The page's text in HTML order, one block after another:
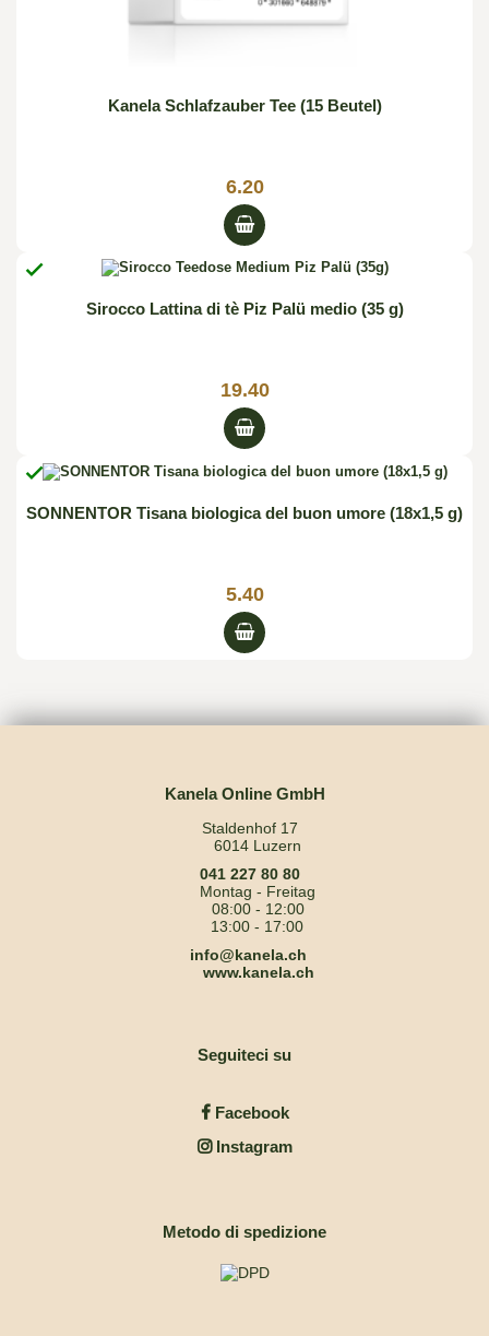
Kanela Schlafzauber Tee (15 Beutel)
6.20

Sirocco Lattina di tè Piz Palü medio (35 g)
19.40

SONNENTOR Tisana biologica del buon umore (18x1,5 g)
5.40
Kanela Online GmbH
Staldenhof 17
6014 Luzern
041 227 80 80
Montag - Freitag
08:00 - 12:00
13:00 - 17:00
info@kanela.ch
www.kanela.ch
Seguiteci su
Facebook
Instagram
Metodo di spedizione